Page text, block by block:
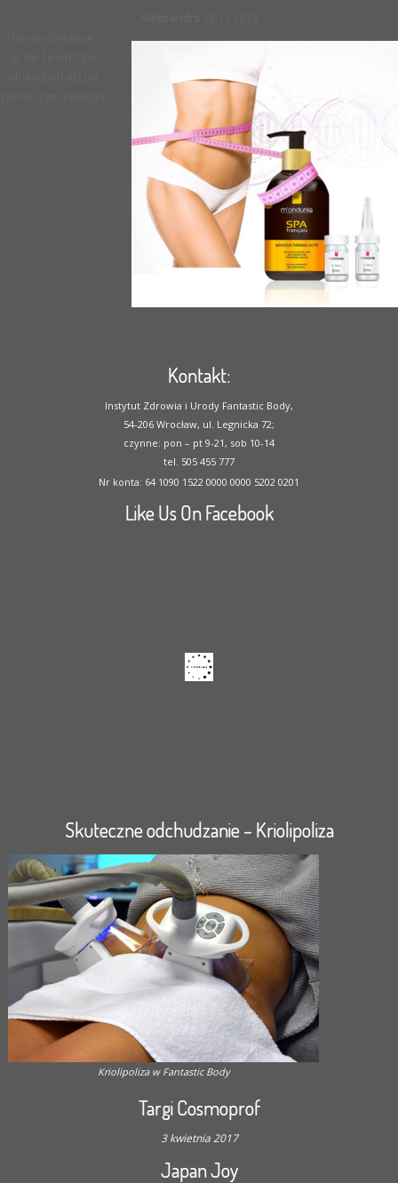
Kontakt:
Instytut Zdrowia i Urody Fantastic Body,
54-206 Wrocław, ul. Legnicka 72;
czynne: pon – pt 9-21, sob 10-14
tel. 505 455 777
Nr konta: 64 1090 1522 0000 0000 5202 0201
Like Us On Facebook
Skuteczne odchudzanie – Kriolipoliza
Kriolipoliza w Fantastic Body
Targi Cosmoprof
3 kwietnia 2017
Japan Joy